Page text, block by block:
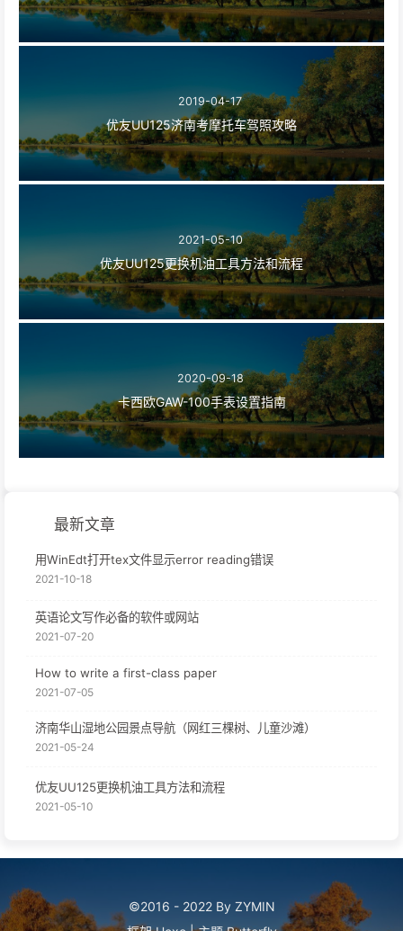
2019-04-17
优友UU125济南考摩托车驾照攻略
2021-05-10
优友UU125更换机油工具方法和流程
2020-09-18
卡西欧GAW-100手表设置指南
最新文章
用WinEdt打开tex文件显示error reading错误
2021-10-18
英语论文写作必备的软件或网站
2021-07-20
How to write a first-class paper
2021-07-05
济南华山湿地公园景点导航（网红三棵树、儿童沙滩）
2021-05-24
优友UU125更换机油工具方法和流程
2021-05-10
©2016 - 2022 By ZYMIN